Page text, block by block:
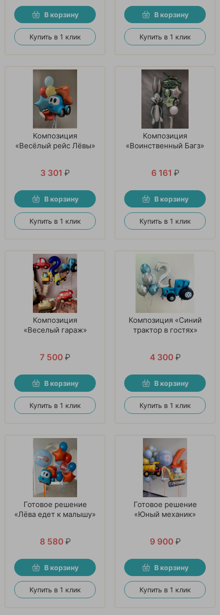
В корзину
Купить в 1 клик
В корзину
Купить в 1 клик
Композиция
«Весёлый рейс Лёвы»
3 301 ₽
В корзину
Купить в 1 клик
Композиция
«Воинственный Багз»
6 161 ₽
В корзину
Купить в 1 клик
Композиция
«Веселый гараж»
7 500 ₽
В корзину
Купить в 1 клик
Композиция «Синий
трактор в гостях»
4 300 ₽
В корзину
Купить в 1 клик
Готовое решение
«Лёва едет к малышу»
8 580 ₽
В корзину
Купить в 1 клик
Готовое решение
«Юный механик»
9 900 ₽
В корзину
Купить в 1 клик